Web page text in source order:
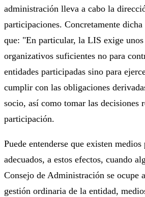
administración lleva a cabo la
participaciones. Concretamente dicha
que: "En particular, la LIS exige
organizativos suficientes no para
entidades participadas sino para
cumplir con las obligaciones
socio, así como tomar las decisiones
participación.
Puede entenderse que existen medios
adecuados, a estos efectos, cuando
Consejo de Administración se ocupe
gestión ordinaria de la entidad,